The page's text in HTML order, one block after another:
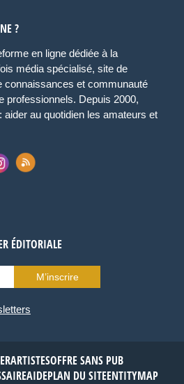
?
en ligne dédiée à la
média spécialisé, site de
connaissances et communauté
professionnels. Depuis 2000,
au quotidien les amateurs et
ÉDITORIALE
M’inscrire
ARTISTESOFFRE SANS PUB
AIDEPLAN DU SITEENTITYMAP